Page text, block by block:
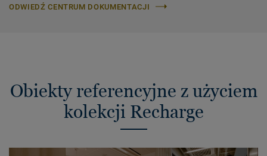
ODWIEDŹ CENTRUM DOKUMENTACJI
Obiekty referencyjne z użyciem
kolekcji Recharge